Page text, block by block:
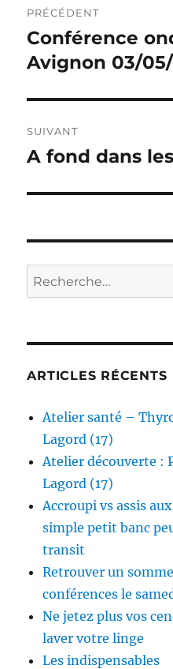
de
l’article
PRÉCÉDENT
Publication
précédente :
Conférence
Avignon 03/05/
SUIVANT
Publication
A fond dans
Recherche
pour :
ARTICLES RÉCENTS
Atelier santé –
Lagord (17)
Atelier découverte :
Lagord (17)
Accroupi vs assis
simple petit banc
transit
Retrouver un
conférences le
Ne jetez plus vos
laver votre linge
Les indispensables